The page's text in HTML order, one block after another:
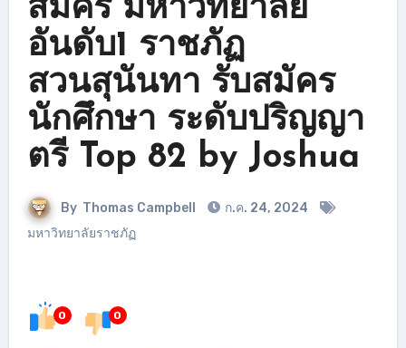
สมัคร มหาวิทยาลัย
อันดับ1 ราชภัฏ
สวนสุนันทา รับสมัคร
นักศึกษา ระดับปริญญา
ตรี Top 82 by Joshua
By Thomas Campbell
ก.ค. 24, 2024
มหาวิทยาลัยราชภัฏ
0 0